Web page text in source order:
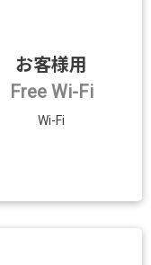
お客様用
Free Wi-Fi
Wi-Fi